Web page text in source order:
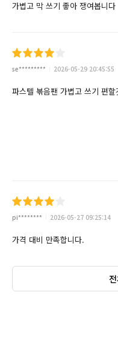
가볍고 막 쓰기 좋아 쟁여봅니다
se********* 2026-05-29 20:45:55
파스텔 볶음팬 가볍고 쓰기 편할
pi******** 2026-05-27 09:25:14
가격 대비 만족합니다.